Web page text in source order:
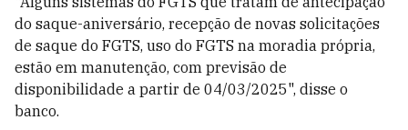
do saque-aniversário, recepção de novas solicitações
de saque do FGTS, uso do FGTS na moradia própria,
estão em manutenção, com previsão de
disponibilidade a partir de 04/03/2025", disse o
banco.